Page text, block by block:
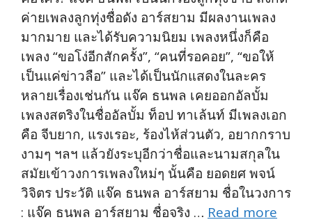
ค่ายเพลงลูกทุ่งชื่อดัง อาร์สยาม มีผลงานเพลง
มากมาย และได้รับความนิยม เพลงหนึ่งก็คือ
เพลง “ขอโง่อีกสักครั้ง”, “คนที่รอคอย”, “ขอให้
เป็นแค่ข่าวลือ” และได้เป็นนักแสดงในละคร
หลายเรื่องเช่นกัน แจ๊ค ธนพล เคยออกอัลบั้ม
เพลงสตริงในชื่ออัลบั้ม ท็อป ทาเล้นท์ มีเพลงเอก
คือ จีบยาก, แรงเรอะ, ร้องไห้ส่วนตัว, อยากกราบ
งามๆ ฯลฯ แล้วยังระบุอีกว่าชื่อและนามสกุลใน
สมัยเข้าวงการเพลงใหม่ๆ นั้นคือ ยอดยศ พจน์
วิจิตร ประวัติ แจ๊ค ธนพล อาร์สยาม ชื่อในวงการ
: แจ๊ค ธนพล อาร์สยาม ชื่อจริง … Read more